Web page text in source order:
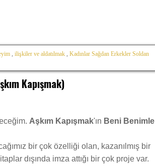
, ilişkiler ve aldatılmak , Kadınlar Sağdan Erkekler Soldan
Kapışmak)
Aşkım Kapışmak'ın Beni Benimle
bir çok özelliği olan, kazanılmış bir
dışında imza attığı bir çok proje var.